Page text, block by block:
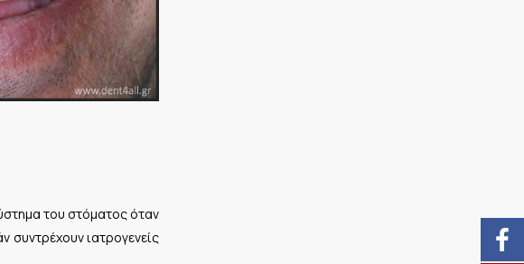
του στόματος όταν
συντρέχουν ιατρογενείς